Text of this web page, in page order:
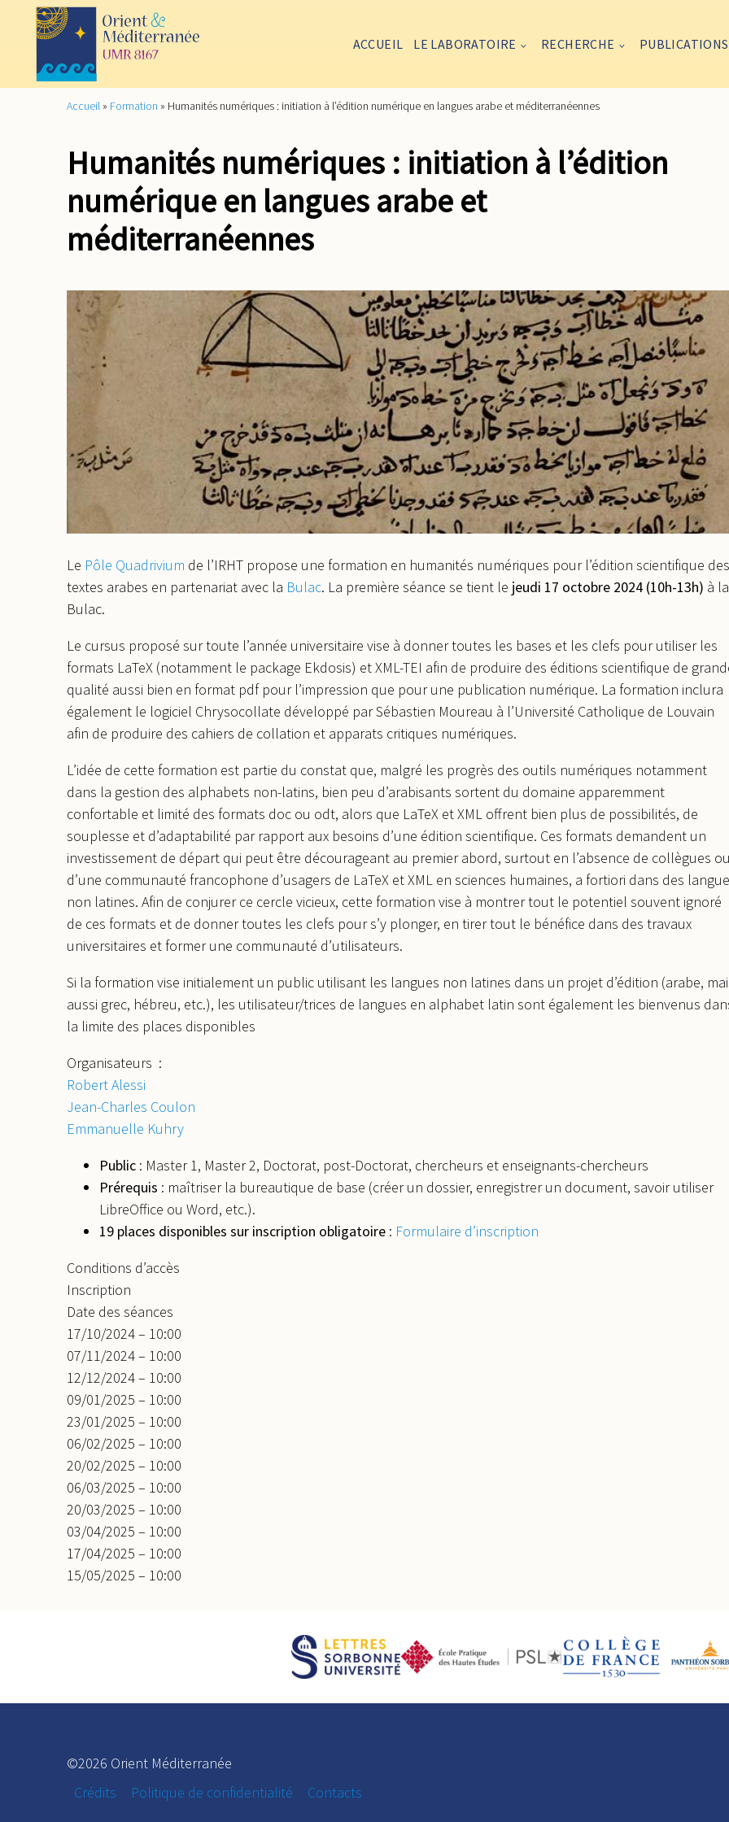
ACCUEIL LE LABORATOIRE RECHERCHE PUBLICATIONS
Accueil » Formation » Humanités numériques : initiation à l’édition numérique en langues arabe et méditerranéennes
Humanités numériques : initiation à l’édition
numérique en langues arabe et
méditerranéennes
Le Pôle Quadrivium de l’IRHT propose une formation en humanités numériques pour l’édition scientifique des
textes arabes en partenariat avec la Bulac. La première séance se tient le jeudi 17 octobre 2024 (10h-13h) à la
Bulac.
Le cursus proposé sur toute l’année universitaire vise à donner toutes les bases et les clefs pour utiliser les
formats LaTeX (notamment le package Ekdosis) et XML-TEI afin de produire des éditions scientifique de
qualité aussi bien en format pdf pour l’impression que pour une publication numérique. La formation inclura
également le logiciel Chrysocollate développé par Sébastien Moureau à l’Université Catholique de Louvain
afin de produire des cahiers de collation et apparats critiques numériques.
L’idée de cette formation est partie du constat que, malgré les progrès des outils numériques notamment
dans la gestion des alphabets non-latins, bien peu d’arabisants sortent du domaine apparemment
confortable et limité des formats doc ou odt, alors que LaTeX et XML offrent bien plus de possibilités, de
souplesse et d’adaptabilité par rapport aux besoins d’une édition scientifique. Ces formats demandent un
investissement de départ qui peut être décourageant au premier abord, surtout en l’absence de collègues ou
d’une communauté francophone d’usagers de LaTeX et XML en sciences humaines, a fortiori dans des
non latines. Afin de conjurer ce cercle vicieux, cette formation vise à montrer tout le potentiel souvent ignoré
de ces formats et de donner toutes les clefs pour s’y plonger, en tirer tout le bénéfice dans des travaux
universitaires et former une communauté d’utilisateurs.
Si la formation vise initialement un public utilisant les langues non latines dans un projet d’édition (arabe,
aussi grec, hébreu, etc.), les utilisateur/trices de langues en alphabet latin sont également les bienvenus
la limite des places disponibles
Organisateurs :
Robert Alessi
Jean-Charles Coulon
Emmanuelle Kuhry
Public : Master 1, Master 2, Doctorat, post-Doctorat, chercheurs et enseignants-chercheurs
Prérequis : maîtriser la bureautique de base (créer un dossier, enregistrer un document, savoir utiliser
LibreOffice ou Word, etc.).
19 places disponibles sur inscription obligatoire : Formulaire d’inscription
Conditions d’accès
Inscription
Date des séances
17/10/2024 – 10:00
07/11/2024 – 10:00
12/12/2024 – 10:00
09/01/2025 – 10:00
23/01/2025 – 10:00
06/02/2025 – 10:00
20/02/2025 – 10:00
06/03/2025 – 10:00
20/03/2025 – 10:00
03/04/2025 – 10:00
17/04/2025 – 10:00
15/05/2025 – 10:00
©2026 Orient Méditerranée
Crédits
Politique de confidentialité Contacts